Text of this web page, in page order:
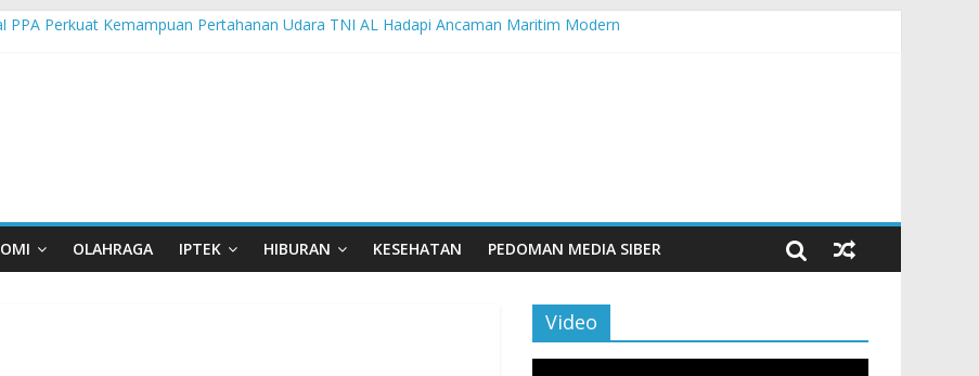
PPA Perkuat Kemampuan Pertahanan Udara TNI AL Hadapi Ancaman Maritim Modern
UGM-Undana Jadi Pedoman Bangun Desa Desa, Tak Sekadar Laporan
Gelar Beragam Lomba Meriahkan HUT ke-81 RI
OLAHRAGA IPTEK HIBURAN KESEHATAN PEDOMAN MEDIA SIBER
Video